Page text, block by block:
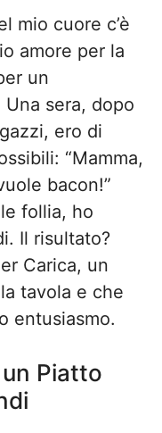
mio cuore c’è
amore per la
un
sera, dopo
ero di
“Mamma,
bacon!”
follia, ho
Il risultato?
Carica, un
tavola e che
entusiasmo.
Piatto